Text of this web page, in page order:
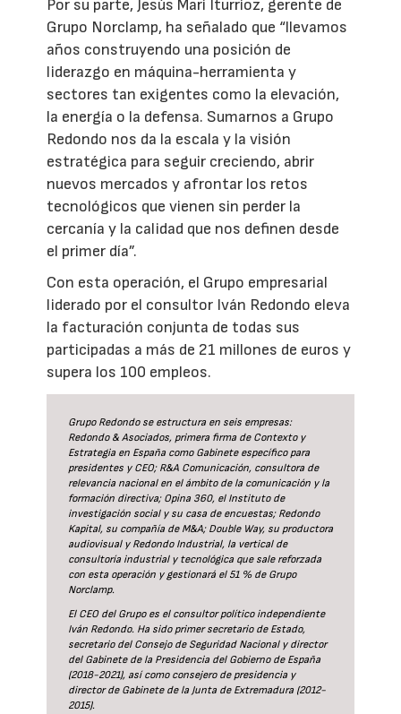
Por su parte, Jesús Mari Iturrioz, gerente de
Grupo Norclamp, ha señalado que “llevamos
años construyendo una posición de
liderazgo en máquina-herramienta y
sectores tan exigentes como la elevación,
la energía o la defensa. Sumarnos a Grupo
Redondo nos da la escala y la visión
estratégica para seguir creciendo, abrir
nuevos mercados y afrontar los retos
tecnológicos que vienen sin perder la
cercanía y la calidad que nos definen desde
el primer día”.
Con esta operación, el Grupo empresarial
liderado por el consultor Iván Redondo eleva
la facturación conjunta de todas sus
participadas a más de 21 millones de euros y
supera los 100 empleos.
Grupo Redondo se estructura en seis empresas:
Redondo & Asociados, primera firma de Contexto y
Estrategia en España como Gabinete específico para
presidentes y CEO; R&A Comunicación, consultora de
relevancia nacional en el ámbito de la comunicación y la
formación directiva; Opina 360, el Instituto de
investigación social y su casa de encuestas; Redondo
Kapital, su compañía de M&A; Double Way, su productora
audiovisual y Redondo Industrial, la vertical de
consultoría industrial y tecnológica que sale reforzada
con esta operación y gestionará el 51 % de Grupo
Norclamp.
El CEO del Grupo es el consultor político independiente
Iván Redondo. Ha sido primer secretario de Estado,
secretario del Consejo de Seguridad Nacional y director
del Gabinete de la Presidencia del Gobierno de España
(2018-2021), así como consejero de presidencia y
director de Gabinete de la Junta de Extremadura (2012-
2015).